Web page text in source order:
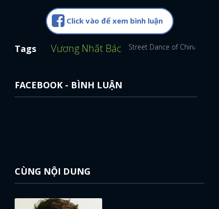
FACEBOOK GOOGLE
Click vào để xem bình luận
Tags Vương Nhất Bác Street Dance of China
FACEBOOK - BÌNH LUẬN
CÙNG NỘI DUNG